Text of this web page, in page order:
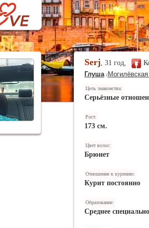
Serj, 31 год,
Глуша (
Цель знакомства:
Серьёзные
Рост:
173 см.
Цвет волос:
Брюнет
Отношение к курению:
Курит постоянно
Образование:
Среднее